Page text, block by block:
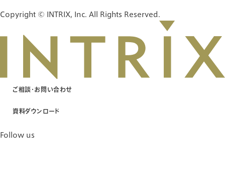
Copyright © INTRIX, Inc. All Rights Reserved.
ご相談・お問い合わせ
資料ダウンロード
Follow us